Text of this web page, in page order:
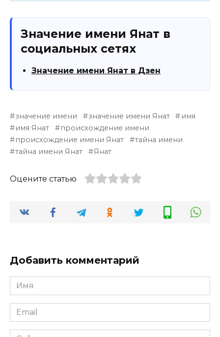
Значение имени Янат в
социальных сетях
Значение имени Янат в Дзен
значение имени значение имени Янат
имя
имя Янат
происхождение имени
происхождение имени Янат
тайна имени
тайна имени Янат
Янат
Оцените статью
Добавить комментарий
Имя
*
Email
*
Сайт